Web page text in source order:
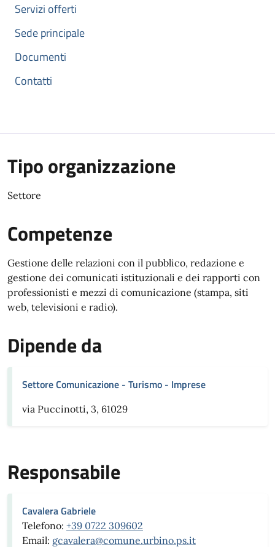
Servizi offerti
Sede principale
Documenti
Contatti
Tipo organizzazione
Settore
Competenze
Gestione delle relazioni con il pubblico, redazione e
gestione dei comunicati istituzionali e dei rapporti con
professionisti e mezzi di comunicazione (stampa, siti
web, televisioni e radio).
Dipende da
Settore Comunicazione - Turismo - Imprese
via Puccinotti, 3, 61029
Responsabile
Cavalera Gabriele
Telefono: +39 0722 309602
Email: gcavalera@comune.urbino.ps.it